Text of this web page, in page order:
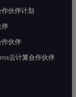
伙伴计划
伴
伙伴
云计算合作伙伴